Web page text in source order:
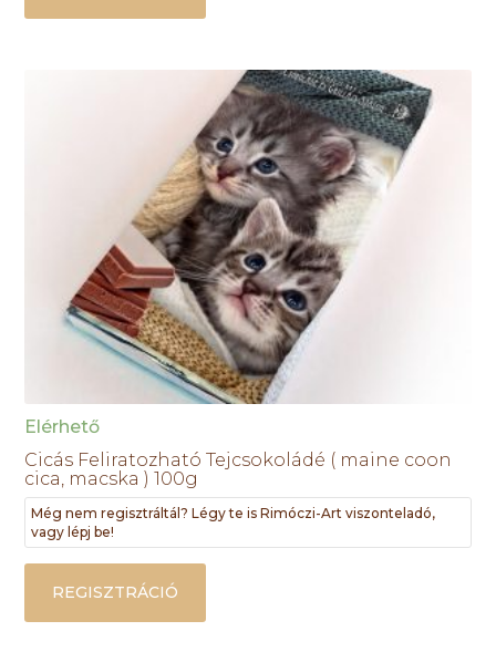
Elérhető
Cicás Feliratozható Tejcsokoládé ( maine coon
cica, macska ) 100g
Még nem regisztráltál? Légy te is Rimóczi-Art viszonteladó,
vagy lépj be!
REGISZTRÁCIÓ